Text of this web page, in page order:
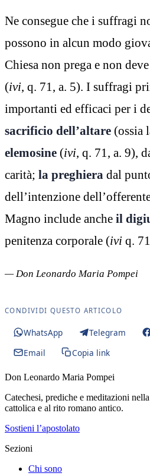
Ne consegue che i suffragi
possono in alcun modo
Chiesa non prega e non
(ivi, q. 71, a. 5). I suffragi
importanti ed efficaci per i
sacrificio dell’altare (ossia
elemosine (ivi, q. 71, a. 9),
carità; la preghiera dal
dell’intenzione
Magno include anche il
penitenza corporale (ivi q.
— Don Leonardo Maria Pompei
CONDIVIDI QUESTO ARTICOLO
WhatsApp Telegram
Email
Copia link
Don Leonardo Maria Pompei
Catechesi, prediche e meditazioni
cattolica e al rito romano antico.
Sostieni l’apostolato
Sezioni
Chi sono